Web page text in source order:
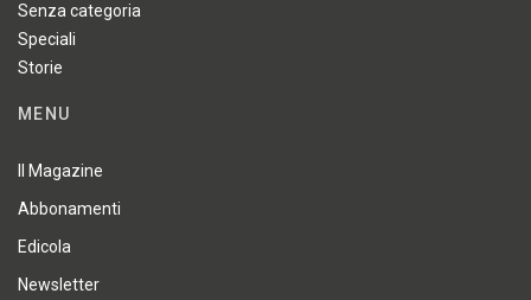
Senza categoria
Speciali
Storie
MENU
Il Magazine
Abbonamenti
Edicola
Newsletter